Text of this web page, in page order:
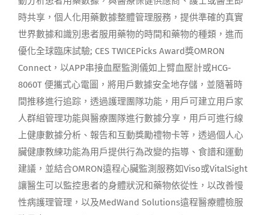
時共享，個人化用藥數據整體管理服務，提供準確的真實
世界數據和識別患者服用藥物的時間和藥物的種類，進而
優化全球臨床試驗; CES TWICEPicks Award獎OMRON
Connect，以APP串接血壓監測儀如上臂血壓計或HCG-
8060T 便攜式心電圖，將用戶數據安全地存儲，並隨著時
間推移進行追踪，透過護理團隊功能，用戶可建立用戶家
人群組管理功能與醫療團隊進行數據分享，用戶可進行線
上健康數據分析、報告和互動獎勵禮物卡等，透過個人心
臟健康教練功能為用戶提供行為改變的指導、食譜和運動
建議，並結合OMRON遠程心臟監測服務如Viso或VitalSight
讓醫生可以監控患者的身體狀況和藥物依從性，以改善慢
性病護理管理，以及MedWand Solutions遠程醫療體檢服